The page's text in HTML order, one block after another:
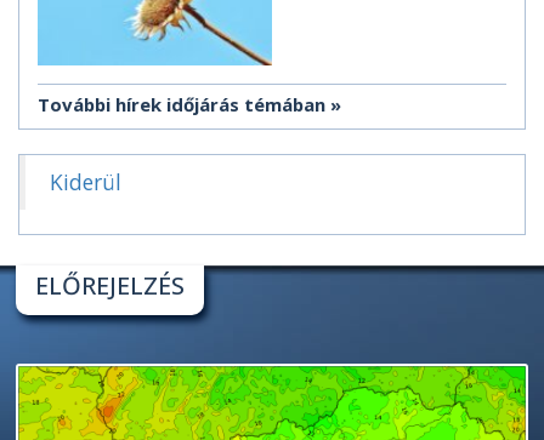
További hírek időjárás témában
Kiderül
ELŐREJELZÉS